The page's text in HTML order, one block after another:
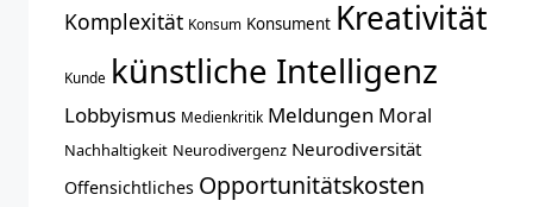
Komplexität Konsum Konsument Kreativität
Kunde künstliche Intelligenz
Lobbyismus Medienkritik Meldungen Moral
Nachhaltigkeit Neurodivergenz Neurodiversität
Offensichtliches Opportunitätskosten